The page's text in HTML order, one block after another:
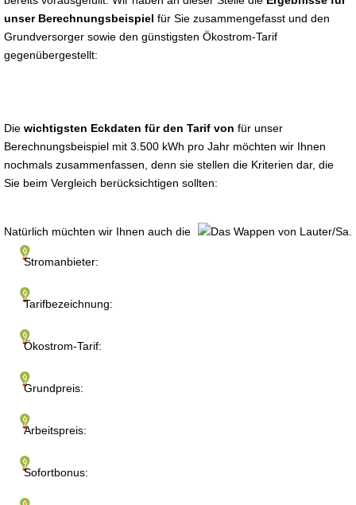
unser Berechnungsbeispiel für Sie zusammengefasst und den
Grundversorger sowie den günstigsten Ökostrom-Tarif
gegenübergestellt:
Die wichtigsten Eckdaten für den Tarif von für unser
Berechnungsbeispiel mit 3.500 kWh pro Jahr möchten wir Ihnen
nochmals zusammenfassen, denn sie stellen die Kriterien dar, die
Sie beim Vergleich berücksichtigen sollten:
Stromanbieter:
Tarifbezeichnung:
Ökostrom-Tarif:
Grundpreis:
Arbeitspreis:
Sofortbonus:
Natürlich müchten wir Ihnen auch die